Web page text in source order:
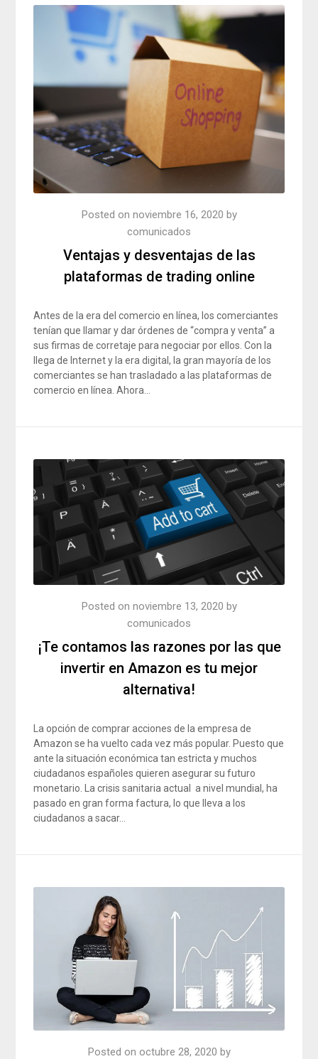
Ventajas y desventajas de las
plataformas de trading online
Posted on noviembre 16, 2020 by
comunicados
Antes de la era del comercio en línea, los comerciantes
tenían que llamar y dar órdenes de “compra y venta” a
sus firmas de corretaje para negociar por ellos. Con la
llega de Internet y la era digital, la gran mayoría de los
comerciantes se han trasladado a las plataformas de
comercio en línea. Ahora…
¡Te contamos las razones por las que
invertir en Amazon es tu mejor
alternativa!
Posted on noviembre 13, 2020 by
comunicados
La opción de comprar acciones de la empresa de
Amazon se ha vuelto cada vez más popular. Puesto que
ante la situación económica tan estricta y muchos
ciudadanos españoles quieren asegurar su futuro
monetario. La crisis sanitaria actual a nivel mundial, ha
pasado en gran forma factura, lo que lleva a los
ciudadanos a sacar…
Posted on octubre 28, 2020 by